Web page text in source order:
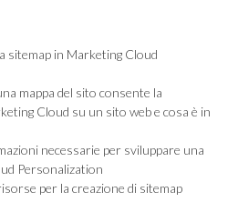
sitemap in Marketing Cloud
mappa del sito consente la
Cloud su un sito web e cosa è in
necessarie per sviluppare una
Personalization
per la creazione di sitemap